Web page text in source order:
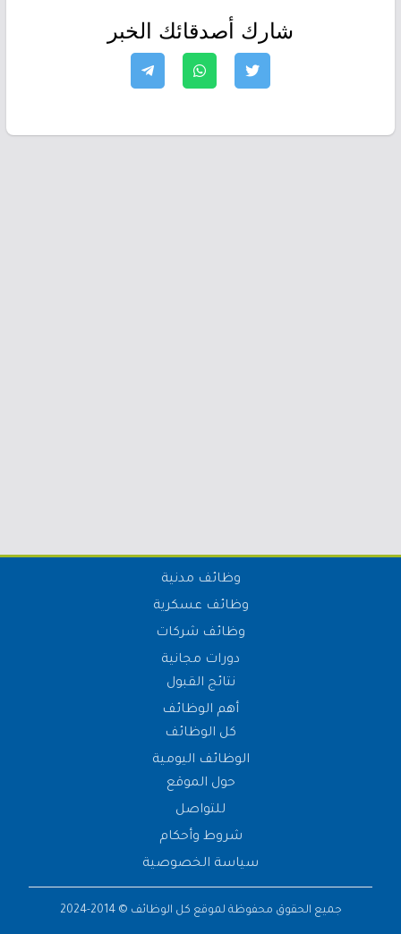
شارك أصدقائك الخبر
وظائف مدنية
وظائف عسكرية
وظائف شركات
دورات مجانية
نتائج القبول
أهم الوظائف
كل الوظائف
الوظائف اليومية
حول الموقع
للتواصل
شروط وأحكام
سياسة الخصوصية
جميع الحقوق محفوظة لموقع كل الوظائف © 2014-2024